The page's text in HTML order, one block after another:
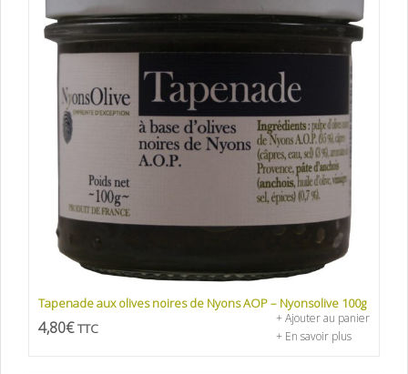
Tapenade aux olives noires de Nyons AOP – Nyonsolive 100g
4,80€ TTC
+ Ajouter au panier
+ En savoir plus